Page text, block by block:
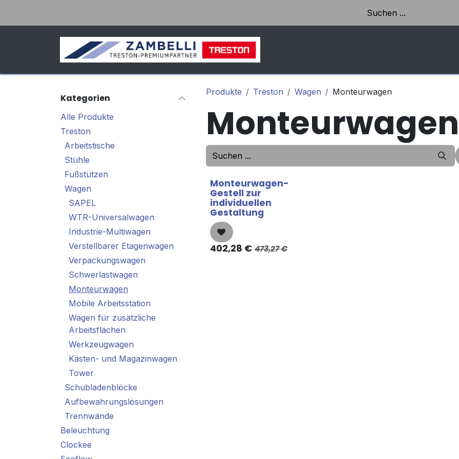
Kategorien
Alle Produkte
Treston
Arbeitstische
Stühle
Fußstützen
Wagen
SAPEL
WTR-Universalwagen
Industrie-Multiwagen
Verstellbarer Etagenwagen
Verpackungswagen
Schwerlastwagen
Monteurwagen
Mobile Arbeitsstation
Wagen für zusätzliche
Arbeitsflächen
Werkzeugwagen
Kästen- und Magazinwagen
Tower
Schubladenblöcke
Aufbewahrungslösungen
Trennwände
Beleuchtung
Clockee
Produkte Treston Wagen Monteurwagen
Monteurwagen
Monteurwagen-
Gestell zur
individuellen
Gestaltung
402,28 € 473,27€